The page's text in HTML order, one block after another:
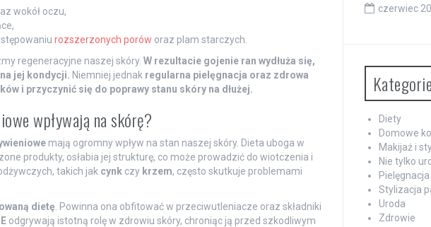
wokół oczu,
rozszerzonych porów oraz plam starczych.
regeneracyjne naszej skóry. W rezultacie gojenie ran wydłuża się,
jej kondycji. Niemniej jednak regularna pielęgnacja oraz zdrowa
i przyczynić się do poprawy stanu skóry na dłużej.
wpływają na skórę?
mają ogromny wpływ na stan naszej skóry. Dieta uboga w
produkty, osłabia jej strukturę, co może prowadzić do wiotczenia i
takich jak cynkczy krzem, często skutkuje problemami
dietę . Powinna ona obfitować w przeciwutleniacze oraz składniki
Eodgrywają istotną rolę w zdrowiu skóry, chroniąc ją przed szkodliwym
czerwiec
Kategorie
Diety
Domowe
Makijaż i
Nie tylko
Stylizacja
Uroda
Zdrowie